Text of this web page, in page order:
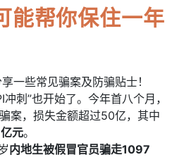
能帮你保住一年
一些常见骗案及防骗贴士！
刺”也开始了。今年首八个月，
案，损失金额超过50亿，其中
元。
内地生被假冒官员骗走1097